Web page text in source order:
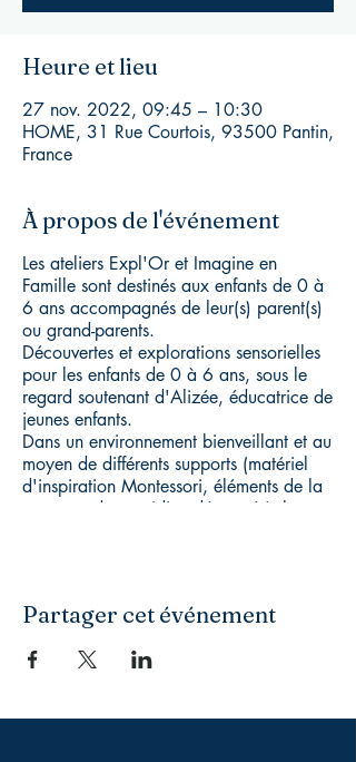
Heure et lieu
27 nov. 2022, 09:45 – 10:30
HOME, 31 Rue Courtois, 93500 Pantin,
France
À propos de l'événement
Les ateliers Expl'Or et Imagine en
Famille sont destinés aux enfants de 0 à
6 ans accompagnés de leur(s) parent(s)
ou grand-parents.
Découvertes et explorations sensorielles
pour les enfants de 0 à 6 ans, sous le
regard soutenant d'Alizée, éducatrice de
jeunes enfants.
Dans un environnement bienveillant et au
moyen de différents supports (matériel
d'inspiration Montessori, éléments de la
nature et du quotidien détournés), les
saisons et du développement
--------
Après 10 ans exercés en crèche, cette
Partager cet événement